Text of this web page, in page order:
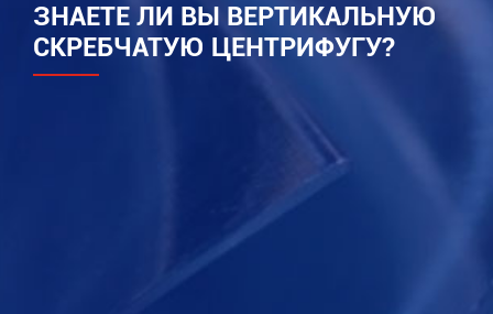
ЗНАЕТЕ ЛИ ВЫ ВЕРТИКАЛЬНУЮ
СКРЕБЧАТУЮ ЦЕНТРИФУГУ?